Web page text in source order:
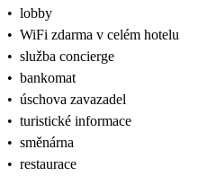
• lobby
• WiFi zdarma v celém hotelu
• služba concierge
• bankomat
• úschova zavazadel
• turistické informace
• směnárna
• restaurace